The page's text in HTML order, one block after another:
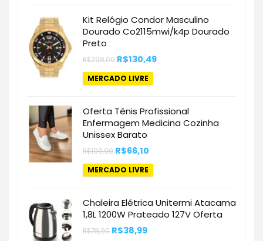
Kit Relógio Condor Masculino
Dourado Co2115mwi/k4p Dourado
Preto
R$298,00 O
original
era:
R$130,49O
MERCADO LIVRE
Oferta Tênis Profissional
Enfermagem Medicina Cozinha
Unissex Barato
R$109,90 O
original
era:
R$66,10
atual
é:
MERCADO LIVRE
Chaleira Elétrica Unitermi Atacama
1,8L 1200W Prateado 127V Oferta
R$78,90 O
R$38,99O